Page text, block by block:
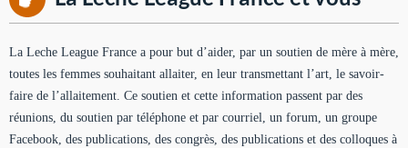
La Leche League France a pour but d’aider, par un soutien de mère à mère,
toutes les femmes souhaitant allaiter, en leur transmettant l’art, le savoir-
faire de l’allaitement. Ce soutien et cette information passent par des
réunions, du soutien par téléphone et par courriel, un forum, un groupe
Facebook, des publications, des congrès, des publications et des colloques à